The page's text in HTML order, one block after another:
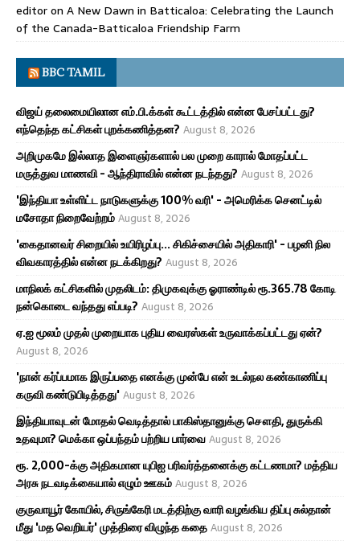
editoron A New Dawn in Batticaloa: Celebrating the Launch
of the Canada-Batticaloa Friendship Farm
BBC TAMIL
விஜய் தலைமையிலான எம்.பி.க்கள் கூட்டத்தில் என்ன பேசப்பட்டது?
எந்தெந்த கட்சிகள் புறக்கணித்தன? August 8, 2026
அறிமுகமே இல்லாத இளைஞர்களால் பல முறை காரால் மோதப்பட்ட
மருத்துவ மாணவி - ஆந்திராவில் என்ன நடந்தது? August 8, 2026
'இந்தியா உள்ளிட்ட நாடுகளுக்கு 100% வரி' - அமெரிக்க செனட்டில்
மசோதா நிறைவேற்றம்August 8, 2026
'கைதானவர் சிறையில் உயிரிழப்பு... சிகிச்சையில் அதிகாரி' - பழனி நில
விவகாரத்தில் என்ன நடக்கிறது? August 8, 2026
மாநிலக் கட்சிகளில் முதலிடம்: திமுகவுக்கு ஓராண்டில் ரூ.365.78 கோடி
நன்கொடை வந்தது எப்படி? August 8, 2026
ஏ.ஐ மூலம் முதல் முறையாக புதிய வைரஸ்கள் உருவாக்கப்பட்டது ஏன்?
August 8, 2026
'நான் கர்ப்பமாக இருப்பதை எனக்கு முன்பே என் உடல்நல கண்காணிப்பு
கருவி கண்டுபிடித்தது'August 8, 2026
இந்தியாவுடன் மோதல் வெடித்தால் பாகிஸ்தானுக்கு சௌதி, துருக்கி
உதவுமா? மெக்கா ஒப்பந்தம் பற்றிய பார்வைAugust 8, 2026
ரூ. 2,000-க்கு அதிகமான யுபிஐ பரிவர்த்தனைக்கு கட்டணமா? மத்திய
அரசு நடவடிக்கையால் எழும் ஊகம்August 8, 2026
குருவாயூர் கோயில், சிருங்கேரி மடத்திற்கு வாரி வழங்கிய திப்பு சுல்தான்
மீது 'மத வெறியர்' முத்திரை விழுந்த கதைAugust 8, 2026